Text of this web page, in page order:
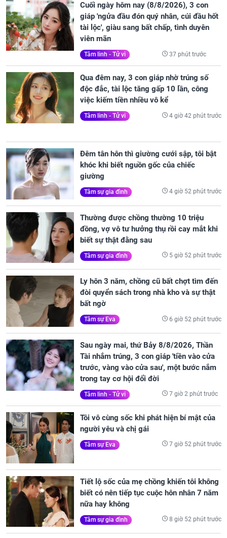
Cuối ngày hôm nay (8/8/2026), 3 con
giáp 'ngửa đầu đón quý nhân, cúi đầu hốt
tài lộc', giàu sang bất chấp, tình duyên
viên mãn
Tâm linh - Tử vi 37 phút trước
Qua đêm nay, 3 con giáp nhờ trúng số
độc đắc, tài lộc tăng gấp 10 lần, công
việc kiếm tiền nhiều vô kể
Tâm linh - Tử vi 4 giờ 42 phút trước
Đêm tân hôn thì giường cưới sập, tôi bật
khóc khi biết nguồn gốc của chiếc
giường
Tâm sự gia đình 4 giờ 52 phút trước
Thường được chồng thường 10 triệu
đồng, vợ vô tư hưởng thụ rồi cay mắt khi
biết sự thật đằng sau
Tâm sự gia đình 5 giờ 52 phút trước
Ly hôn 3 năm, chồng cũ bất chợt tìm đến
đòi quyển sách trong nhà kho và sự thật
bất ngờ
Tâm sự Eva 6 giờ 52 phút trước
Sau ngày mai, thứ Bảy 8/8/2026, Thần
Tài nhắm trúng, 3 con giáp 'tiền vào cửa
trước, vàng vào cửa sau', một bước nắm
trong tay cơ hội đổi đời
Tâm linh - Tử vi 7 giờ 2 phút trước
Tôi vô cùng sốc khi phát hiện bí mật của
người yêu và chị gái
Tâm sự Eva 7 giờ 52 phút trước
Tiết lộ sốc của mẹ chồng khiến tôi không
biết có nên tiếp tục cuộc hôn nhân 7 năm
nữa hay không
Tâm sự gia đình 8 giờ 52 phút trước